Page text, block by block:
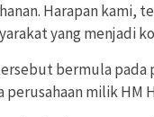
Harapan kami,
yang menjadi
bermula pada
milik HM